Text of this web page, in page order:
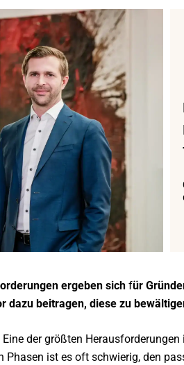
ergeben sich für
dazu beitragen, diese zu
Eine der größten
Phasen ist es oft schwierig, den